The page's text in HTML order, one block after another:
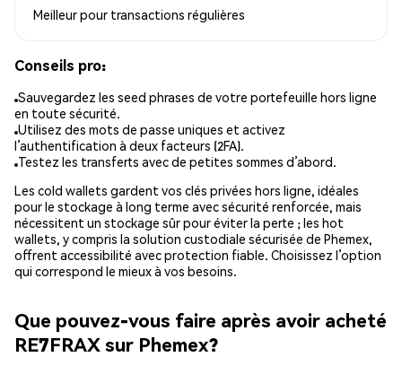
Meilleur pour transactions régulières
Conseils pro:
Sauvegardez les seed phrases de votre portefeuille hors ligne
en toute sécurité.
Utilisez des mots de passe uniques et activez
l’authentification à deux facteurs (2FA).
Testez les transferts avec de petites sommes d’abord.
Les cold wallets gardent vos clés privées hors ligne, idéales
pour le stockage à long terme avec sécurité renforcée, mais
nécessitent un stockage sûr pour éviter la perte ; les hot
wallets, y compris la solution custodiale sécurisée de Phemex,
offrent accessibilité avec protection fiable. Choisissez l’option
qui correspond le mieux à vos besoins.
Que pouvez-vous faire après avoir acheté
RE7FRAX sur Phemex?